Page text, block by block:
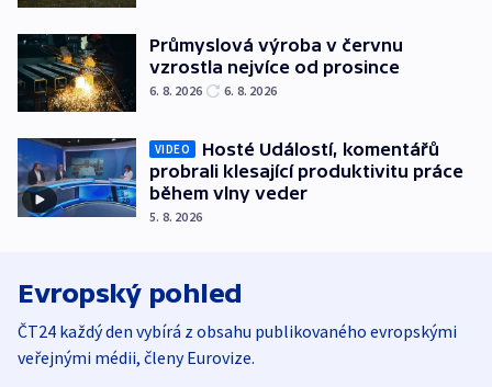
Průmyslová výroba v červnu
vzrostla nejvíce od prosince
6. 8. 2026 6. 8. 2026
VIDEO
Hosté Událostí, komentářů
probrali klesající produktivitu práce
během vlny veder
5. 8. 2026
Evropský pohled
ČT24 každý den vybírá z obsahu publikovaného evropskými
veřejnými médii, členy Eurovize.